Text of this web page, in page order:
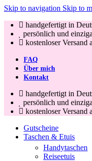
Skip to navigation Skip to
handgefertigt in
persönlich und
kostenloser Versand
FAQ
Über mich
Kontakt
handgefertigt in
persönlich und
kostenloser Versand
Gutscheine
Taschen & Etuis
Handytaschen
Reiseetuis